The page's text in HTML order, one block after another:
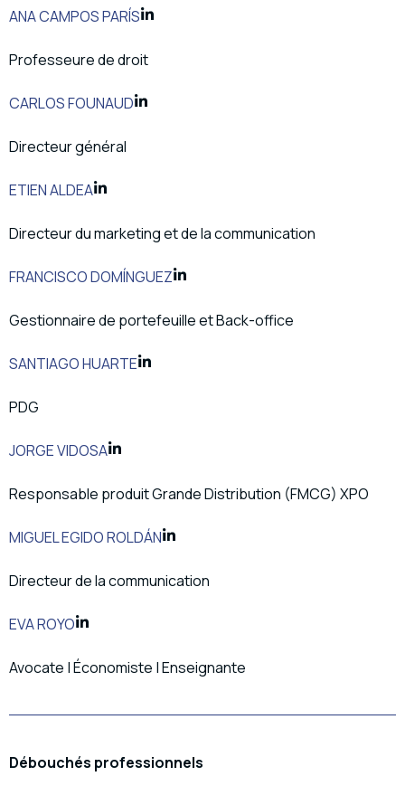
ANA CAMPOS PARÍS
Professeure de droit
CARLOS FOUNAUD
Directeur général
ETIEN ALDEA
Directeur du marketing et de la communication
FRANCISCO DOMÍNGUEZ
Gestionnaire de portefeuille et Back-office
SANTIAGO HUARTE
PDG
JORGE VIDOSA
Responsable produit Grande Distribution (FMCG) XPO
MIGUEL EGIDO ROLDÁN
Directeur de la communication
EVA ROYO
Avocate | Économiste | Enseignante
Débouchés professionnels